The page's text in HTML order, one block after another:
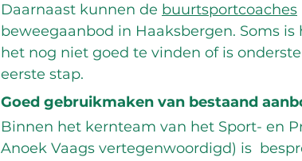
Daarnaast kunnen de buurtsportcoaches
beweegaanbod in Haaksbergen. Soms
het nog niet goed te vinden of is
eerste stap.
Goed gebruikmaken van bestaand
Binnen het kernteam van het Sport- en
Anoek Vaags vertegenwoordigd) is